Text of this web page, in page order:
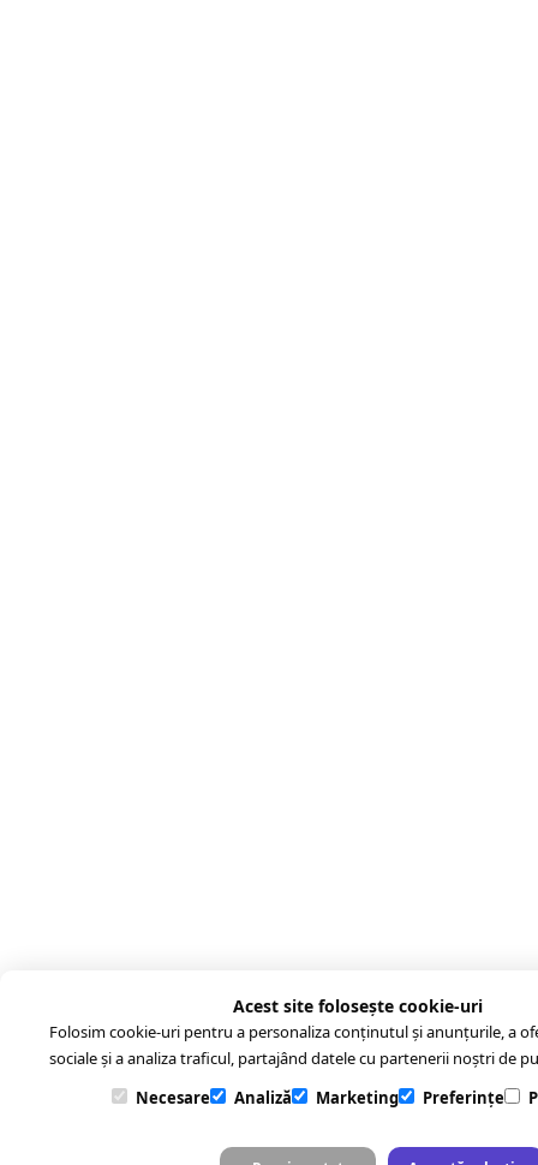
Acest site folosește cookie-uri
Folosim cookie-uri pentru a personaliza conținutul și anunțurile, a
sociale și a analiza traficul, partajând datele cu partenerii noștri de
Necesare
Analiză Marketing Preferințe